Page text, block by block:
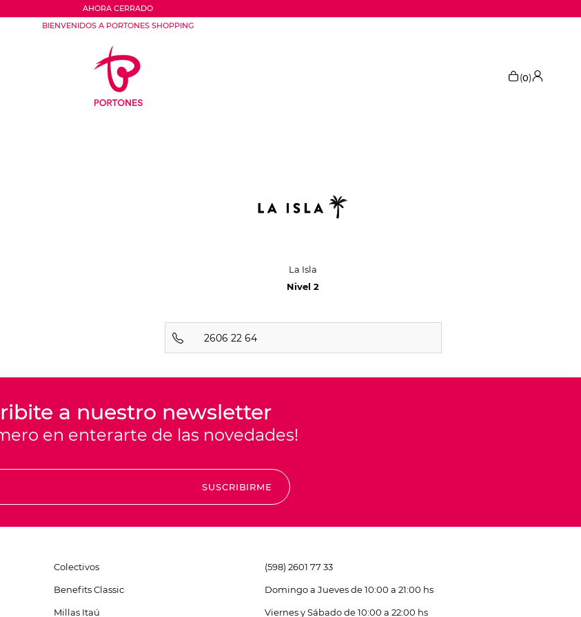
AHORA CERRADO
BIENVENIDOS A PORTONES SHOPPING
(0)
La Isla
Nivel 2
2606 22 64
a nuestro newsletter
en enterarte de las novedades!
SUSCRIBIRME
Colectivos
Benefits Classic
Millas Itaú
(598) 2601 77 33
Domingo a Jueves de 10:00 a 21:00 hs
Viernes y Sábado de 10:00 a 22:00 hs